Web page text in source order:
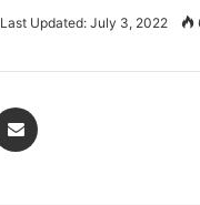
Last Updated: July 3, 2022